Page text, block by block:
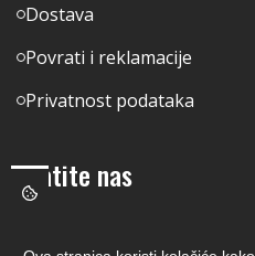
Dostava
Povrati i reklamacije
Privatnost podataka
Pratite nas